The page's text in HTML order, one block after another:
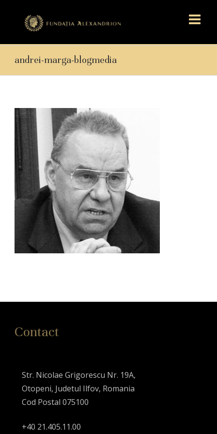
andrei-marga-blogmedia
Contact
Str. Nicolae Grigorescu Nr. 19A,
Otopeni, Judetul Ilfov, Romania
Cod Postal 075100
+40 21.405.11.00